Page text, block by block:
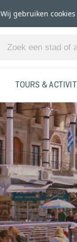
Wij gebruiken
TOURS &